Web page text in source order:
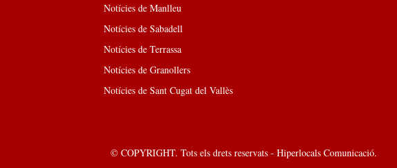
Notícies de Manlleu
Notícies de Sabadell
Notícies de Terrassa
Notícies de Granollers
Notícies de Sant Cugat del Vallès
© COPYRIGHT. Tots els drets reservats - Hiperlocals Comunicació.